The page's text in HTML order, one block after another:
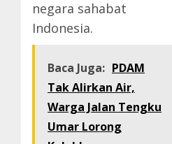
negara sahabat
Indonesia.
Baca Juga: PDAM
Tak Alirkan Air,
Warga Jalan Tengku
Umar Lorong